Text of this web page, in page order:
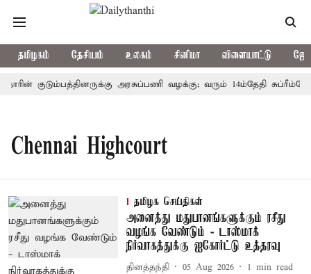
தமிழகம் தேசியம் உலகம் சினிமா விளையாட்டு
குடும்பத்தினருக்கு அரசுப்பணி வழக்கு; வரும் 14ம்தேதி
Chennai Highcourt
தமிழக செய்திகள்
அனைத்து மதுபானங்களுக்கும் ரசீது
வழங்க வேண்டும் - டாஸ்மாக்
நிர்வாகத்துக்கு ஐகோர்ட்டு உத்தரவு
தினத்தந்தி 05 Aug 2026 1 min read